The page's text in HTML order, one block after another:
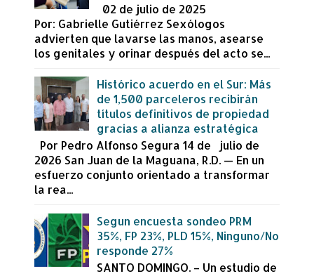
02 de julio de 2025
Por: Gabrielle Gutiérrez Sexólogos
advierten que lavarse las manos, asearse
los genitales y orinar después del acto se...
Histórico acuerdo en el Sur: Más
de 1,500 parceleros recibirán
títulos definitivos de propiedad
gracias a alianza estratégica
Por Pedro Alfonso Segura 14 de julio de
2026 San Juan de la Maguana, R.D. — En un
esfuerzo conjunto orientado a transformar
la rea...
Segun encuesta sondeo PRM
35%, FP 23%, PLD 15%, Ninguno/No
responde 27%
SANTO DOMINGO. – Un estudio de